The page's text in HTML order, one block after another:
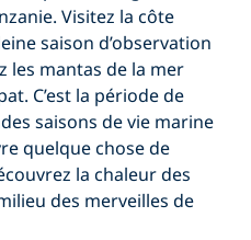
Visitez la côte
saison d’observation
les mantas de la mer
C’est la période de
saisons de vie marine
quelque chose de
la chaleur des
des merveilles de